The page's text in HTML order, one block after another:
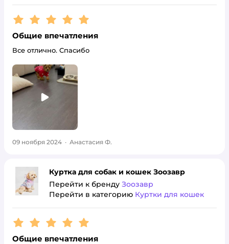
Рейтинг:5
Общие впечатления
Все отлично. Спасибо
09 ноября 2024 · Анастасия Ф.
Куртка для собак и кошек Зоозавр
Перейти к бренду Зоозавр
Перейти в категорию Куртки для кошек
Рейтинг:5
Общие впечатления